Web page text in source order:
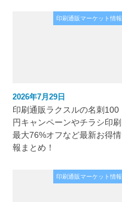
印刷通販マーケット情報
2026年7月29日
印刷通販ラクスルの名刺100
円キャンペーンやチラシ印刷
最大76%オフなど最新お得情
報まとめ！
印刷通販マーケット情報